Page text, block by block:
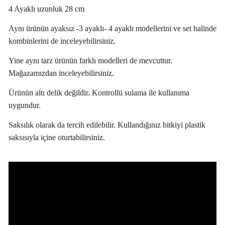
4 Ayaklı uzunluk 28 cm
Aynı ürünün ayaksız -3 ayaklı- 4 ayaklı modellerini ve set halinde
kombinlerini de inceleyebilirsiniz.
Yine aynı tarz ürünün farklı modelleri de mevcuttur.
Mağazamızdan inceleyebilirsiniz.
Ürünün altı delik değildir. Kontrollü sulama ile kullanıma
uygundur.
Saksılık olarak da tercih edilebilir. Kullandığınız bitkiyi plastik
saksısıyla içine oturtabilirsiniz.